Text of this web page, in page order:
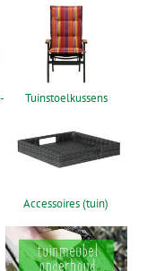
Tuinstoelkussens
Accessoires (tuin)